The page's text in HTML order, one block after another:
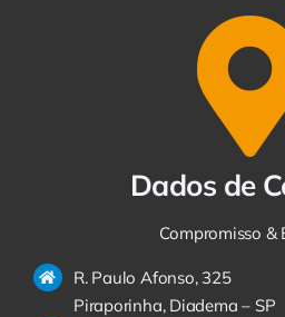
Dados de
Compromisso &
R. Paulo Afonso, 325
Piraporinha, Diadema – SP